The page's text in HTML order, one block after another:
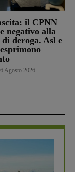
il CPNN
negativo alla
deroga. Asl e
6 Agosto 2026